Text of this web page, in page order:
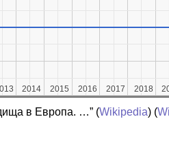
2014
2014 2015
2015 2016
2016 2017
2017 2018
2018
в Европа. …” (Wikipedia) (